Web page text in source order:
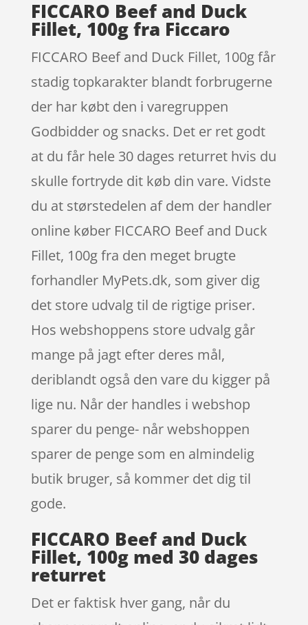
FICCARO Beef and Duck
Fillet, 100g fra Ficcaro
FICCARO Beef and Duck Fillet, 100g får
stadig topkarakter blandt forbrugerne
der har købt den i varegruppen
Godbidder og snacks. Det er ret godt
at du får hele 30 dages returret hvis du
skulle fortryde dit køb din vare. Vidste
du at størstedelen af dem der handler
online køber FICCARO Beef and Duck
Fillet, 100g fra den meget brugte
forhandler MyPets.dk, som giver dig
det store udvalg til de rigtige priser.
Hos webshoppens store udvalg går
mange på jagt efter deres mål,
deriblandt også den vare du kigger på
lige nu. Når der handles i webshop
sparer du penge- når webshoppen
sparer de penge som en almindelig
butik bruger, så kommer det dig til
gode.
FICCARO Beef and Duck
Fillet, 100g med 30 dages
returret
Det er faktisk hver gang, når du